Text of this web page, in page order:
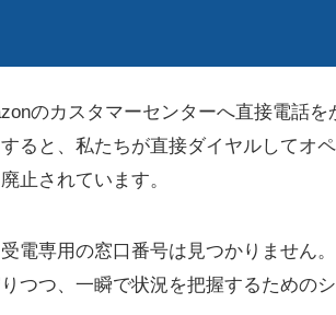
のカスタマーセンターへ直接電話
ると、私たちが直接ダイヤルしてオ
止されています。
電専用の窓口番号は見つかりません
つつ、一瞬で状況を把握するための